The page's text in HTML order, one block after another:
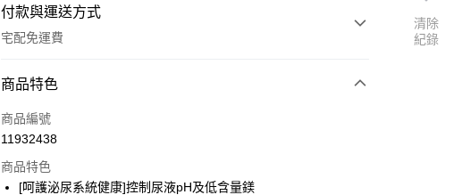
付款與運送方式
宅配免運費
付款方式
全家線上支付
運送方式
商品特色
商品編號
11932438
商品特色
[呵護泌尿系統健康]控制尿液pH及低含量鎂
清除
紀錄